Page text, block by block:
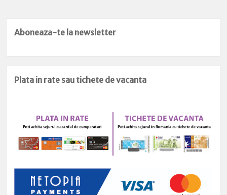
Aboneaza-te la newsletter
Plata in rate sau tichete de vacanta